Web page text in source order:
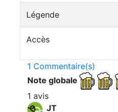
Légende
Accès
1 Commentaire(s)
Note globale
1 avis
JT